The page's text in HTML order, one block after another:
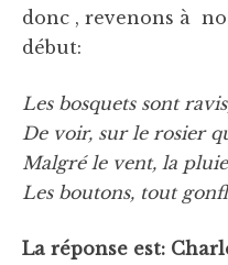
donc , revenons à
début:
Les bosquets sont
De voir, sur le rosier
Malgré le vent, la
Les boutons, tout
La réponse est: